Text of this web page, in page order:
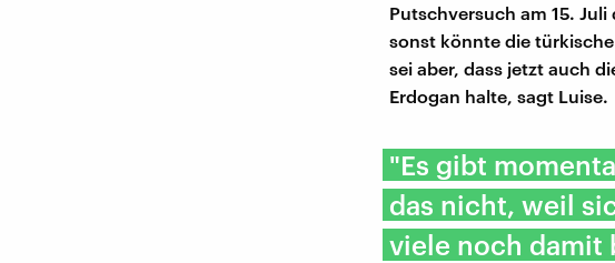
Putschversuch am 15.
sonst könnte die türkische
sei aber, dass jetzt auch
Erdogan halte, sagt Luise.
"Es gibt
das nicht, weil
viele noch damit